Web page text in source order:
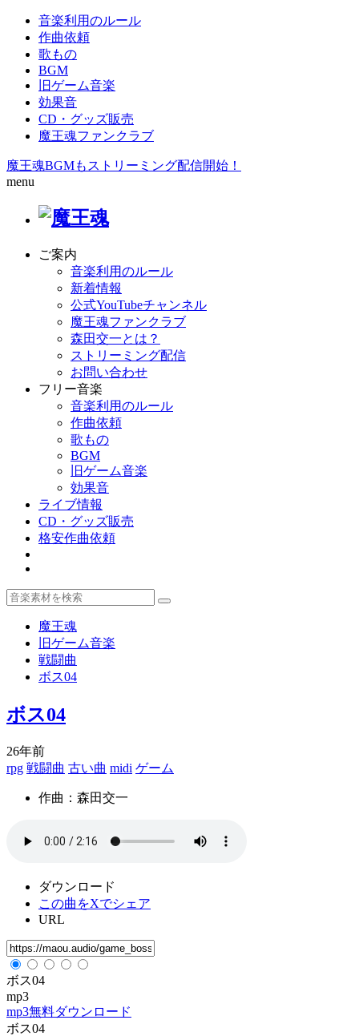
音楽利用のルール
作曲依頼
歌もの
BGM
旧ゲーム音楽
効果音
CD・グッズ販売
魔王魂ファンクラブ
魔王魂BGMもストリーミング配信開始！
menu
ご案内
音楽利用のルール
新着情報
公式YouTubeチャンネル
魔王魂ファンクラブ
森田交一とは？
ストリーミング配信
お問い合わせ
フリー音楽
音楽利用のルール
作曲依頼
歌もの
BGM
旧ゲーム音楽
効果音
ライブ情報
CD・グッズ販売
格安作曲依頼
魔王魂
旧ゲーム音楽
戦闘曲
ボス04
ボス04
26年前
rpg 戦闘曲 古い曲 midi ゲーム
作曲：森田交一
ダウンロード
この曲をXでシェア
URL
ボス04
mp3
mp3無料ダウンロード
ボス04